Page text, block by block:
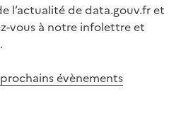
l’actualité de data.gouv.fr et
vous à notre infolettre et
évènements